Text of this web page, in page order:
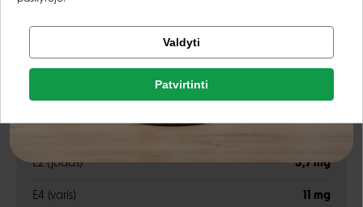
Rašyti atsiliepimą
vitaminas A 30 500 TV
vitaminas D3 800 TV
E2 (jodas) 3,7 mg
E4 (varis) 11 mg
Rašyti atsiliepimą
Facebook
Valdyti
Patvirtinti